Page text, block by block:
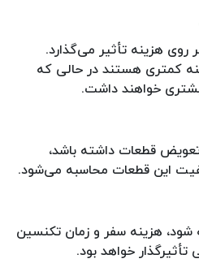
هزینه تأثیر می‌گذارد.
کمتری هستند در حالی که
خواهند داشت.
قطعات داشته باشد،
این قطعات محاسبه می‌شود.
شود، هزینه سفر و زمان تکنسین
خواهد بود.